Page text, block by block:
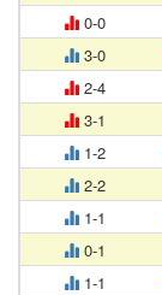
0-0
3-0
2-4
3-1
1-2
2-2
1-1
0-1
1-1